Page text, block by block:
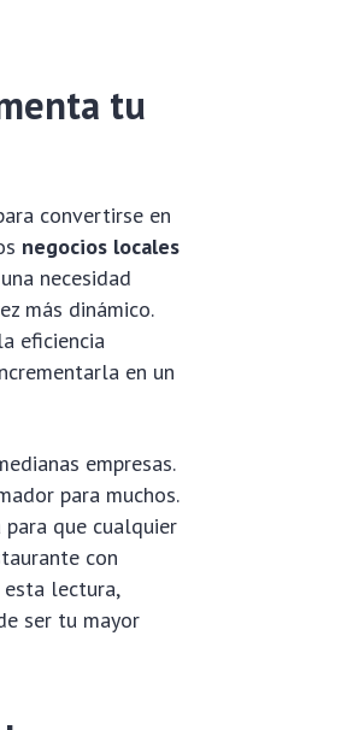
tu
convertirse en
negocios locales
necesidad
más dinámico.
eficiencia
en un
empresas.
para muchos.
que cualquier
con
lectura,
ser tu mayor